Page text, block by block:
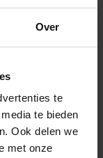
Over
te
te bieden
Ook delen we
met onze